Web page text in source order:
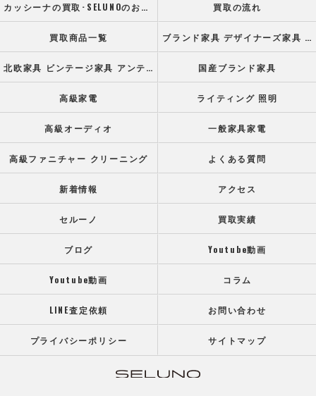
カッシーナの買取･SELUNOのお客様の声 買取の流れ
買取商品一覧 ブランド家具 デザイナーズ家具 高級オフィス家具
北欧家具 ビンテージ家具 アンティーク家具 国産ブランド家具
高級家電 ライティング 照明
高級オーディオ 一般家具家電
高級ファニチャー クリーニング よくある質問
新着情報 アクセス
セルーノ 買取実績
ブログ Youtube動画
Youtube動画 コラム
LINE査定依頼 お問い合わせ
プライバシーポリシー サイトマップ